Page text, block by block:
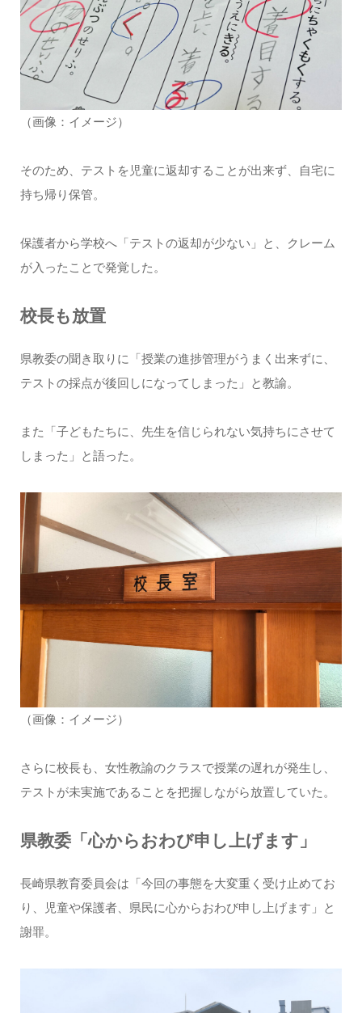
（画像：イメージ）
そのため、テストを児童に返却することが出来ず、自宅に
持ち帰り保管。
保護者から学校へ「テストの返却が少ない」と、クレーム
が入ったことで発覚した。
校長も放置
県教委の聞き取りに「授業の進捗管理がうまく出来ずに、
テストの採点が後回しになってしまった」と教諭。
また「子どもたちに、先生を信じられない気持ちにさせて
しまった」と語った。
（画像：イメージ）
さらに校長も、女性教諭のクラスで授業の遅れが発生し、
テストが未実施であることを把握しながら放置していた。
県教委「心からおわび申し上げます」
長崎県教育委員会は「今回の事態を大変重く受け止めてお
り、児童や保護者、県民に心からおわび申し上げます」と
謝罪。